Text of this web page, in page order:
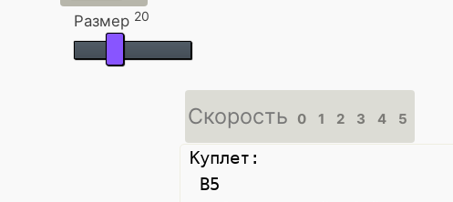
Размер 20
Скорость 0 1 2 3 4 5
Куплет: